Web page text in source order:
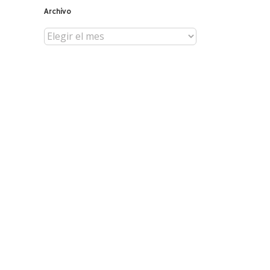
Archivo
Archivo